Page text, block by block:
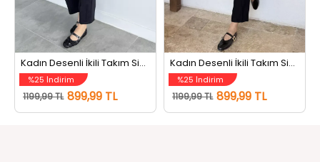
Kadın Desenli İkili Takım Siyah Çizgili
%25 İndirim
1199,99 TL 899,99 TL
Kadın Desenli İkili Takım Siyahbeyaz
%25 İndirim
1199,99 TL 899,99 TL